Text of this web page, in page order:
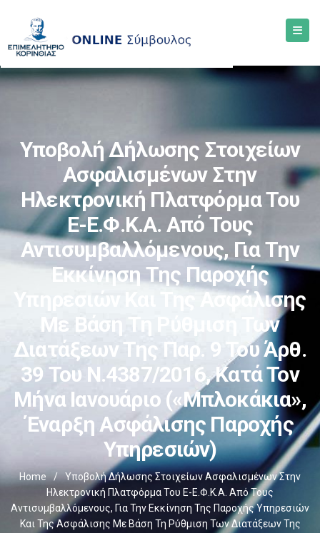
Υποβολή Δήλωσης Στοιχείων
Ασφαλισμένων Στην
Ηλεκτρονική Πλατφόρμα Του
E-Ε.Φ.Κ.Α. Από Τους
Αντισυμβαλλόμενους, Για Την
Εκκίνηση Της Παροχής
Υπηρεσιών Και Της Ασφάλισης
Με Βάση Τη Ρύθμιση Των
Διατάξεων Της Παρ. 9 Του Άρθ.
39 Του Ν.4387/2016, Κατά Τον
Μήνα Ιανουάριο («μπλοκάκια»,
Έναρξη Ασφάλισης Παροχής
Υπηρεσιών)
Home /
Υποβολή Δήλωσης Στοιχείων Ασφαλισμένων Στην
Ηλεκτρονική Πλατφόρμα Του E-Ε.Φ.Κ.Α. Από Τους
Αντισυμβαλλόμενους, Για Την Εκκίνηση Της Παροχής Υπηρεσιών
Και Της Ασφάλισης Με Βάση Τη Ρύθμιση Των Διατάξεων Της